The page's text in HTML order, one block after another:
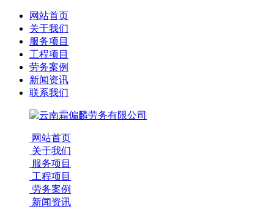
网站首页
关于我们
服务项目
工程项目
劳务案例
新闻资讯
联系我们
网站首页
关于我们
服务项目
工程项目
劳务案例
新闻资讯